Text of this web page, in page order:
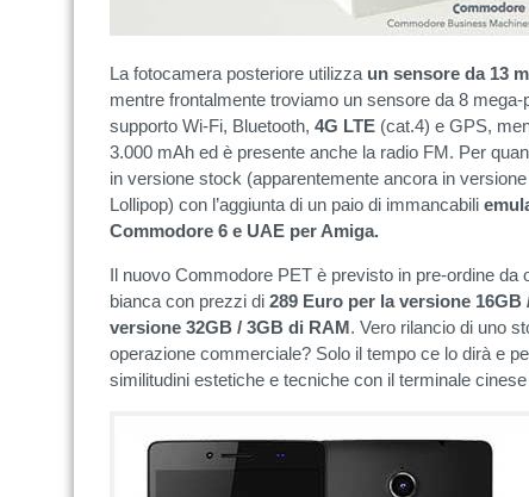
La fotocamera posteriore utilizza un sensore da 13
mentre frontalmente troviamo un sensore da 8
supporto Wi-Fi, Bluetooth, 4G LTE (cat.4) e GPS,
3.000 mAh ed è presente anche la radio FM. Per
in versione stock (apparentemente ancora in
Lollipop) con l’aggiunta di un paio di immancabili
Commodore 6 e UAE per Amiga.
Il nuovo Commodore PET è previsto in pre-ordine da
bianca con prezzi di 289 Euro per la versione 16GB
versione 32GB / 3GB di RAM. Vero rilancio di uno
operazione commerciale? Solo il tempo ce lo dirà e
similitudini estetiche e tecniche con il terminale